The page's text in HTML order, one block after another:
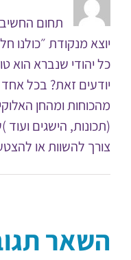
תחום
יוצא מנקודת ״כולנו
כל יהודי שנברא הוא
יודעים זאת? בכל
מהכוחות ומהחן
(תכונות, הישגים ועוד
צורך להשוות או
השאר